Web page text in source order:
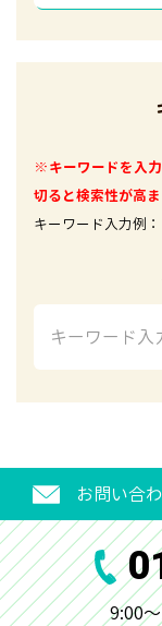
※キーワードを入
切ると検索性が高ま
キーワード入力例
メール
テレビ
お問い合
9:00